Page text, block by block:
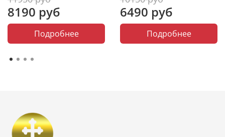
никелирование
золочение
обработка камня
художественное литье
8190 руб
Подробнее
6490 руб
Подробнее